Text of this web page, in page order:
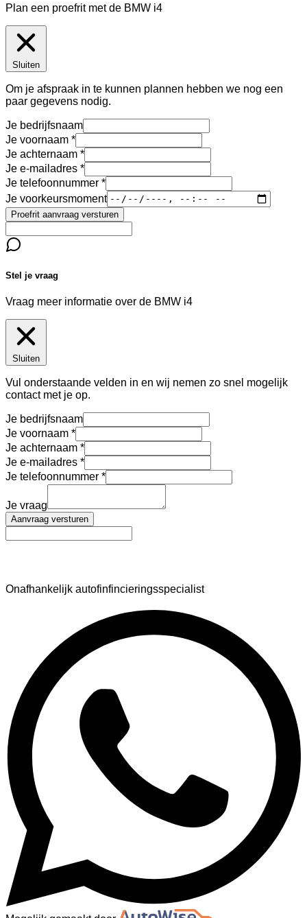
Plan een proefrit met de BMW i4
Sluiten
Om je afspraak in te kunnen plannen hebben we nog een
paar gegevens nodig.
Je bedrijfsnaam
Je voornaam
Je achternaam
Je e-mailadres
Je telefoonnummer
Je voorkeursmoment
Proefrit aanvraag versturen
Stel je vraag
Vraag meer informatie over de BMW i4
Sluiten
Vul onderstaande velden in en wij nemen zo snel mogelijk
contact met je op.
Je bedrijfsnaam
Je voornaam
Je achternaam
Je e-mailadres
Je telefoonnummer
Je vraag
Aanvraag versturen
Onafhankelijk autofinfincieringsspecialist